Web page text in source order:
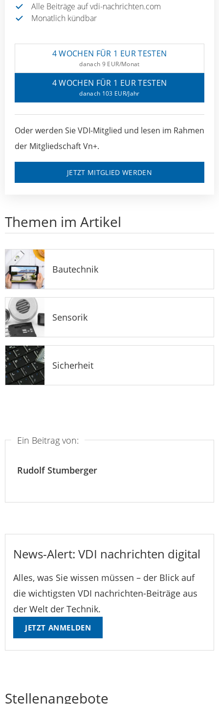
Alle Beiträge auf vdi-nachrichten.com
Monatlich kündbar
4 WOCHEN FÜR 1 EUR TESTEN
danach 9 EUR/Monat
4 WOCHEN FÜR 1 EUR TESTEN
danach 103 EUR/Jahr
Oder werden Sie VDI-Mitglied und lesen im Rahmen
der Mitgliedschaft Vn+.
JETZT MITGLIED WERDEN
Themen im Artikel
Bautechnik
Sensorik
Sicherheit
Ein Beitrag von:
Rudolf Stumberger
News-Alert: VDI nachrichten digital
Alles, was Sie wissen müssen – der Blick auf
die wichtigsten VDI nachrichten-Beiträge aus
der Welt der Technik.
JETZT ANMELDEN
Stellenangebote